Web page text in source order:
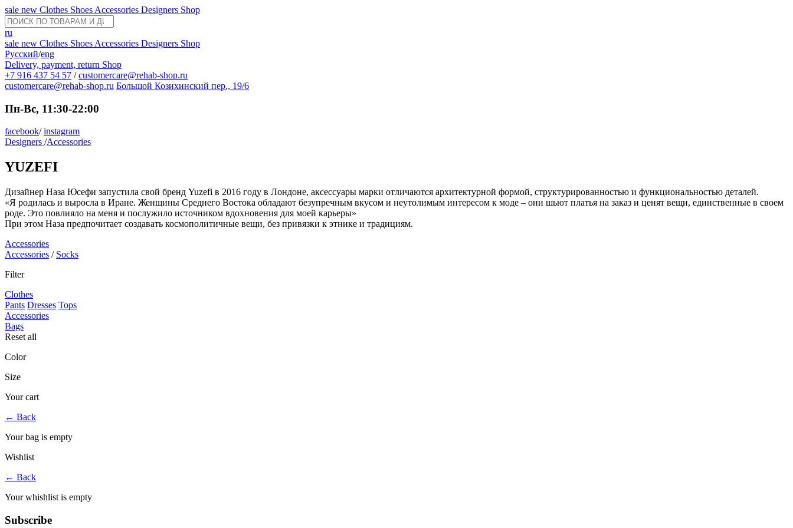
sale new Clothes Shoes Accessories Designers Shop
ru
sale new Clothes Shoes Accessories Designers Shop
Русский/eng
Delivery, payment, return Shop
+7 916 437 54 57 / customercare@rehab-shop.ru
customercare@rehab-shop.ru Большой Козихинский пер., 19/6
Пн-Вс, 11:30-22:00
facebook/instagram
Designers /Accessories
YUZEFI
Дизайнер Наза Юсефи запустила свой бренд Yuzefi в 2016 году в Лондоне, аксессуары марки отличаются архитектурной формой, структурированностью и функциональностью деталей.
«Я родилась и выросла в Иране. Женщины Среднего Востока обладают безупречным вкусом и неутолимым интересом к моде – они шьют платья на заказ и ценят вещи, единственные в своем
роде. Это повлияло на меня и послужило источником вдохновения для моей карьеры»
При этом Наза предпочитает создавать космополитичные вещи, без привязки к этнике и традициям.
Accessories
Accessories / Socks
Filter
Clothes
Pants Dresses Tops
Accessories
Bags
Reset all
Color
Size
Your cart
← Back
Your bag is empty
Wishlist
← Back
Your whishlist is empty
Subscribe